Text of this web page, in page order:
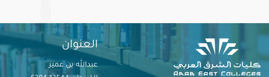
العنوان
عبدالله بن عمير